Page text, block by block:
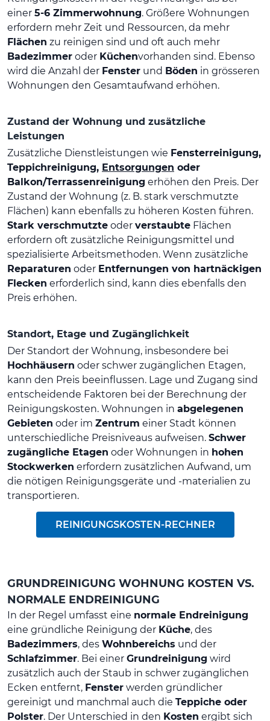
einer 5-6 Zimmerwohnung. Größere Wohnungen
erfordern mehr Zeit und Ressourcen, da mehr
Flächen zu reinigen sind und oft auch mehr
Badezimmer oder Küchenvorhanden sind. Ebenso
wird die Anzahl der Fenster und Böden in grösseren
Wohnungen den Gesamtaufwand erhöhen.
Zustand der Wohnung und zusätzliche
Leistungen
Zusätzliche Dienstleistungen wie Fensterreinigung,
Teppichreinigung, Entsorgungen oder
Balkon/Terrassenreinigung erhöhen den Preis. Der
Zustand der Wohnung (z. B. stark verschmutzte
Flächen) kann ebenfalls zu höheren Kosten führen.
Stark verschmutzte oder verstaubte Flächen
erfordern oft zusätzliche Reinigungsmittel und
spezialisierte Arbeitsmethoden. Wenn zusätzliche
Reparaturen oder Entfernungen von hartnäckigen
Flecken erforderlich sind, kann dies ebenfalls den
Preis erhöhen.
Standort, Etage und Zugänglichkeit
Der Standort der Wohnung, insbesondere bei
Hochhäusern oder schwer zugänglichen Etagen,
kann den Preis beeinflussen. Lage und Zugang sind
entscheidende Faktoren bei der Berechnung der
Reinigungskosten. Wohnungen in abgelegenen
Gebieten oder im Zentrum einer Stadt können
unterschiedliche Preisniveaus aufweisen. Schwer
zugängliche Etagen oder Wohnungen in hohen
Stockwerken erfordern zusätzlichen Aufwand, um
die nötigen Reinigungsgeräte und -materialien zu
transportieren.
REINIGUNGSKOSTEN-RECHNER
GRUNDREINIGUNG WOHNUNG KOSTEN VS.
NORMALE ENDREINIGUNG
In der Regel umfasst eine normale Endreinigung
eine gründliche Reinigung der Küche, des
Badezimmers, des Wohnbereichs und der
Schlafzimmer. Bei einer Grundreinigung wird
zusätzlich auch der Staub in schwer zugänglichen
Ecken entfernt, Fenster werden gründlicher
gereinigt und manchmal auch die Teppiche oder
Polster. Der Unterschied in den Kosten ergibt sich